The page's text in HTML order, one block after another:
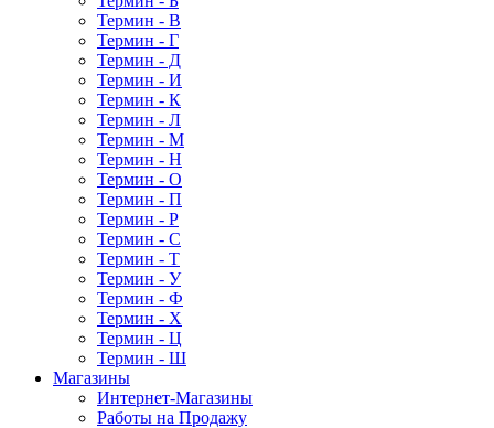
Термин - В
Термин - Г
Термин - Д
Термин - И
Термин - К
Термин - Л
Термин - М
Термин - Н
Термин - О
Термин - П
Термин - Р
Термин - С
Термин - Т
Термин - У
Термин - Ф
Термин - Х
Термин - Ц
Термин - Ш
Магазины
Интернет-Магазины
Работы на Продажу